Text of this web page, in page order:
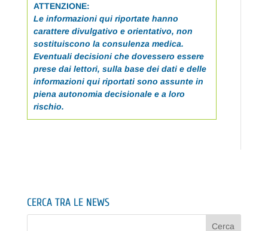
ATTENZIONE:
Le informazioni qui riportate hanno
carattere divulgativo e orientativo, non
sostituiscono la consulenza medica.
Eventuali decisioni che dovessero essere
prese dai lettori, sulla base dei dati e delle
informazioni qui riportati sono assunte in
piena autonomia decisionale e a loro
rischio.
CERCA TRA LE NEWS